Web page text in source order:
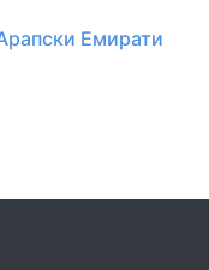
Емирати